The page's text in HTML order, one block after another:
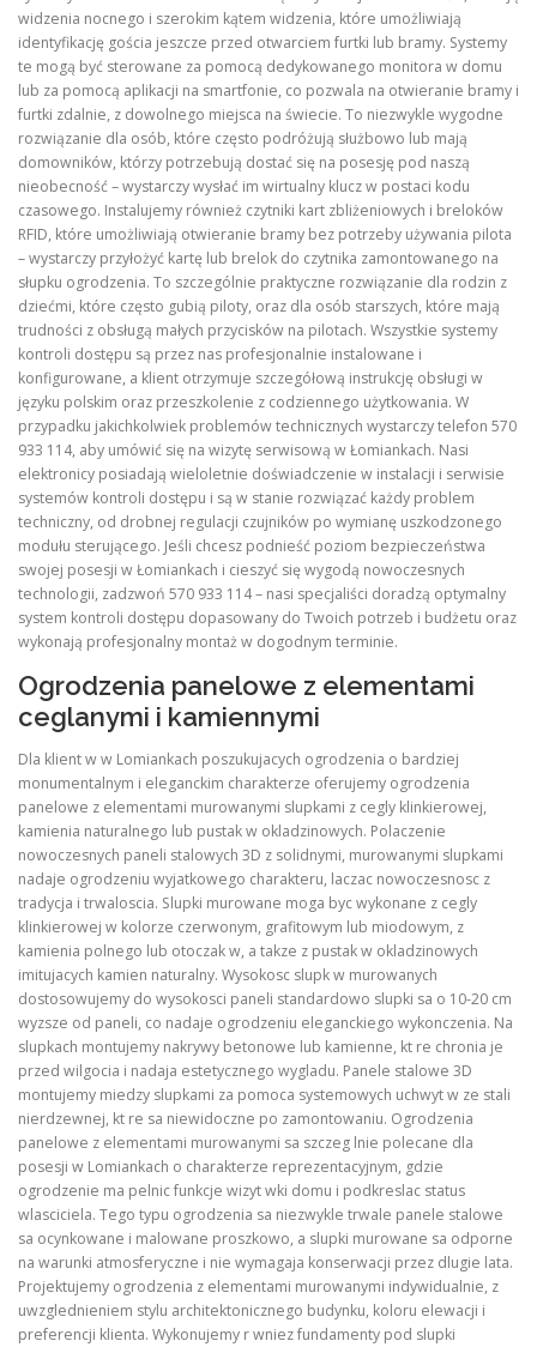
widzenia nocnego i szerokim kątem widzenia, które umożliwiają
identyfikację gościa jeszcze przed otwarciem furtki lub bramy. Systemy
te mogą być sterowane za pomocą dedykowanego monitora w domu
lub za pomocą aplikacji na smartfonie, co pozwala na otwieranie bramy i
furtki zdalnie, z dowolnego miejsca na świecie. To niezwykle wygodne
rozwiązanie dla osób, które często podróżują służbowo lub mają
domowników, którzy potrzebują dostać się na posesję pod naszą
nieobecność – wystarczy wysłać im wirtualny klucz w postaci kodu
czasowego. Instalujemy również czytniki kart zbliżeniowych i breloków
RFID, które umożliwiają otwieranie bramy bez potrzeby używania pilota
– wystarczy przyłożyć kartę lub brelok do czytnika zamontowanego na
słupku ogrodzenia. To szczególnie praktyczne rozwiązanie dla rodzin z
dziećmi, które często gubią piloty, oraz dla osób starszych, które mają
trudności z obsługą małych przycisków na pilotach. Wszystkie systemy
kontroli dostępu są przez nas profesjonalnie instalowane i
konfigurowane, a klient otrzymuje szczegółową instrukcję obsługi w
języku polskim oraz przeszkolenie z codziennego użytkowania. W
przypadku jakichkolwiek problemów technicznych wystarczy telefon 570
933 114, aby umówić się na wizytę serwisową w Łomiankach. Nasi
elektronicy posiadają wieloletnie doświadczenie w instalacji i serwisie
systemów kontroli dostępu i są w stanie rozwiązać każdy problem
techniczny, od drobnej regulacji czujników po wymianę uszkodzonego
modułu sterującego. Jeśli chcesz podnieść poziom bezpieczeństwa
swojej posesji w Łomiankach i cieszyć się wygodą nowoczesnych
technologii, zadzwoń 570 933 114 – nasi specjaliści doradzą optymalny
system kontroli dostępu dopasowany do Twoich potrzeb i budżetu oraz
wykonają profesjonalny montaż w dogodnym terminie.
Ogrodzenia panelowe z elementami
ceglanymi i kamiennymi
Dla klient w w Lomiankach poszukujacych ogrodzenia o bardziej
monumentalnym i eleganckim charakterze oferujemy ogrodzenia
panelowe z elementami murowanymi slupkami z cegly klinkierowej,
kamienia naturalnego lub pustak w okladzinowych. Polaczenie
nowoczesnych paneli stalowych 3D z solidnymi, murowanymi slupkami
nadaje ogrodzeniu wyjatkowego charakteru, laczac nowoczesnosc z
tradycja i trwaloscia. Slupki murowane moga byc wykonane z cegly
klinkierowej w kolorze czerwonym, grafitowym lub miodowym, z
kamienia polnego lub otoczak w, a takze z pustak w okladzinowych
imitujacych kamien naturalny. Wysokosc slupk w murowanych
dostosowujemy do wysokosci paneli standardowo slupki sa o 10-20 cm
wyzsze od paneli, co nadaje ogrodzeniu eleganckiego wykonczenia. Na
slupkach montujemy nakrywy betonowe lub kamienne, kt re chronia je
przed wilgocia i nadaja estetycznego wygladu. Panele stalowe 3D
montujemy miedzy slupkami za pomoca systemowych uchwyt w ze stali
nierdzewnej, kt re sa niewidoczne po zamontowaniu. Ogrodzenia
panelowe z elementami murowanymi sa szczeg lnie polecane dla
posesji w Lomiankach o charakterze reprezentacyjnym, gdzie
ogrodzenie ma pelnic funkcje wizyt wki domu i podkreslac status
wlasciciela. Tego typu ogrodzenia sa niezwykle trwale panele stalowe
sa ocynkowane i malowane proszkowo, a slupki murowane sa odporne
na warunki atmosferyczne i nie wymagaja konserwacji przez dlugie lata.
Projektujemy ogrodzenia z elementami murowanymi indywidualnie, z
uwzglednieniem stylu architektonicznego budynku, koloru elewacji i
preferencji klienta. Wykonujemy r wniez fundamenty pod slupki